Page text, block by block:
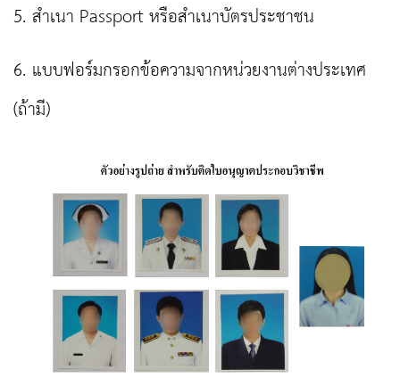
5. สำเนา Passport หรือสำเนาบัตรประชาชน
6. แบบฟอร์มกรอกข้อความจากหน่วยงานต่างประเทศ
(ถ้ามี)